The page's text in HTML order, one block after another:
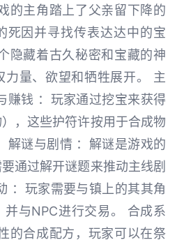
的主角踏上了父亲留下降的
死因并寻找传表达达中的宝
隐藏着古久秘密和宝藏的神
力量、欲望和牺牲展开。 主
赚钱 ：玩家通过挖宝来获得
，这些护符许按用于合成物
解谜与剧情 ：解谜是游戏的
通过解开谜题来推动主线剧
：玩家需要与镇上的其其角
并与NPC进行交易。 合成系
的合成配方，玩家可以在祭